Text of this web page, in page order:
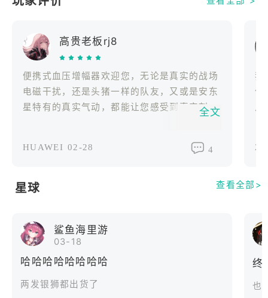
可以呼叫空中支援或炮击，或躲在烟幕后面。
多样化和独特的竞技场中展开。
* 令人惊叹的图形和逼真的物理损坏模型。游戏针对
所有设备进行了优化。在每个战场上享受引人注目的
环境，高度详细的坦克模型以及被摧毁的炮塔飞走的
强大爆炸。手动图形设置将帮助您在梦幻般的视觉效
戏，可让您正确舒适地体验真实的军用车辆。快点，
更新日期
2023年3月27日
高贵老板rj8
便携式血压增幅器欢迎您，无论是真实的战场
电磁干扰，还是头猪一样的队友，又或是安东
星特有的真实气动，都能让您感受到真实刺激
全文
HUAWEI 02-28 4
我
作
钢
服
纯
星球 查看全部>
鲨鱼海里游
03-18
哈哈哈哈哈哈哈哈
两发银狮都出货了
终
也